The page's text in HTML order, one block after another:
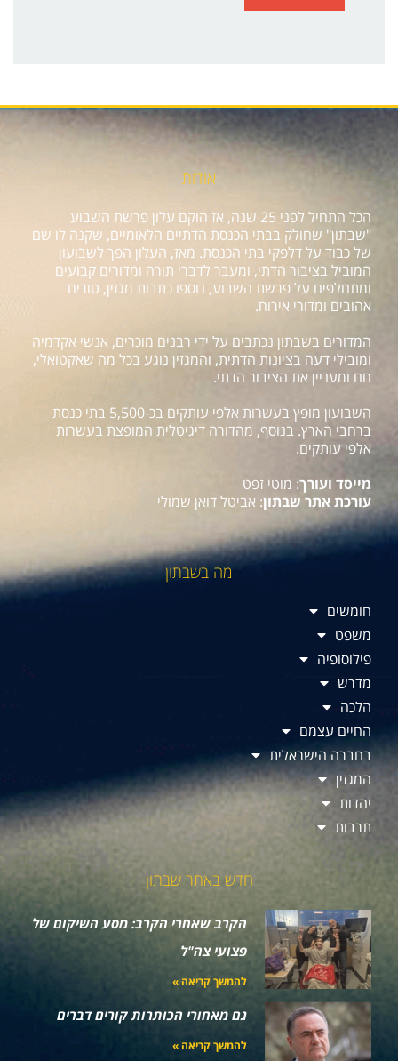
אודות
הכל התחיל לפני 25 שנה, אז הוקם עלון פרשת השבוע
"שבתון" שחולק בבתי הכנסת הדתיים הלאומיים, שקנה לו שם
של כבוד על דלפקי בתי הכנסת. מאז, העלון הפך לשבועון
המוביל בציבור הדתי, ומעבר לדברי תורה ומדורים קבועים
ומתחלפים על פרשת השבוע, נוספו כתבות מגזין, טורים
אהובים ומדורי אירוח.
המדורים בשבתון נכתבים על ידי רבנים מוכרים, אנשי אקדמיה
ומובילי דעה בציונות הדתית, והמגזין נוגע בכל מה שאקטואלי,
חם ומעניין את הציבור הדתי.
השבועון מופץ בעשרות אלפי עותקים בכ-5,500 בתי כנסת
ברחבי הארץ. בנוסף, מהדורה דיגיטלית המופצת בעשרות
אלפי עותקים.
מייסד ועורך: מוטי זפט
עורכת אתר שבתון: אביטל דואן שמולי
מה בשבתון
חומשים
משפט
פילוסופיה
מדרש
הלכה
החיים עצמם
בחברה הישראלית
המגזין
יהדות
תרבות
חדש באתר שבתון
הקרב שאחרי הקרב: מסע השיקום של
פצועי צה"ל
להמשך קריאה »
גם מאחורי הכותרות קורים דברים
להמשך קריאה »